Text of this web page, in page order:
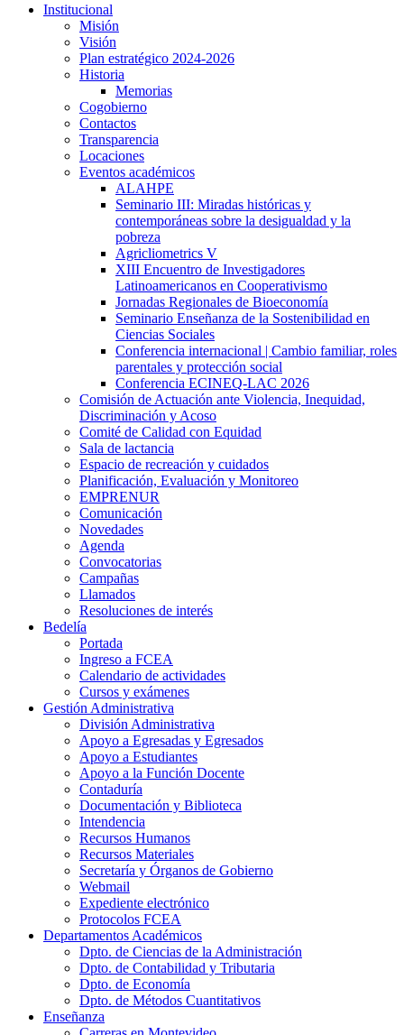
Institucional
Misión
Visión
Plan estratégico 2024-2026
Historia
Memorias
Cogobierno
Contactos
Transparencia
Locaciones
Eventos académicos
ALAHPE
Seminario III: Miradas históricas y
contemporáneas sobre la desigualdad y la
pobreza
Agricliometrics V
XIII Encuentro de Investigadores
Latinoamericanos en Cooperativismo
Jornadas Regionales de Bioeconomía
Seminario Enseñanza de la Sostenibilidad en
Ciencias Sociales
Conferencia internacional | Cambio familiar, roles
parentales y protección social
Conferencia ECINEQ-LAC 2026
Comisión de Actuación ante Violencia, Inequidad,
Discriminación y Acoso
Comité de Calidad con Equidad
Sala de lactancia
Espacio de recreación y cuidados
Planificación, Evaluación y Monitoreo
EMPRENUR
Comunicación
Novedades
Agenda
Convocatorias
Campañas
Llamados
Resoluciones de interés
Bedelía
Portada
Ingreso a FCEA
Calendario de actividades
Cursos y exámenes
Gestión Administrativa
División Administrativa
Apoyo a Egresadas y Egresados
Apoyo a Estudiantes
Apoyo a la Función Docente
Contaduría
Documentación y Biblioteca
Intendencia
Recursos Humanos
Recursos Materiales
Secretaría y Órganos de Gobierno
Webmail
Expediente electrónico
Protocolos FCEA
Departamentos Académicos
Dpto. de Ciencias de la Administración
Dpto. de Contabilidad y Tributaria
Dpto. de Economía
Dpto. de Métodos Cuantitativos
Enseñanza